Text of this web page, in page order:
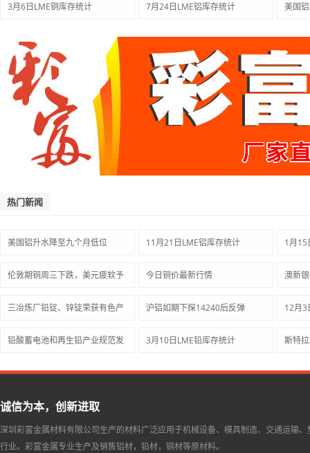
3月6日LME铜库存统计 7月24日LME铝库存统计 美国
热门新闻
美国铝升水降至九个月低位 11月21日LME铝库存统计 1月15
伦敦期铜周三下跌，美元疲软予 今日铜价最新行情 澳新
三冶炼厂铅锭、锌锭荣获有色产 沪铝如期下探14240后反弹 12月3
铅酸蓄电池和再生铅产业规范发 3月10日LME铅库存统计 斯特
诚信为本，创新进取
深圳彩富金属材料有限公司生产的材料广泛应用于机械设备、模具制造、交通运输
行业。彩富金属专业生产及销售铝材，铅材，铜材等原材料。